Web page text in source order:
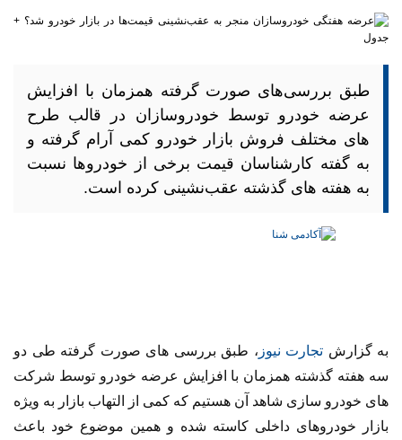
طبق بررسی‌های صورت گرفته همزمان با افزایش
عرضه خودرو توسط خودروسازان در قالب طرح
های مختلف فروش بازار خودرو کمی آرام گرفته و
به گفته کارشناسان قیمت برخی از خودروها نسبت
به هفته های گذشته عقب‌نشینی کرده است.
به گزارش تجارت نیوز ، طبق بررسی های صورت گرفته طی دو
سه هفته گذشته همزمان با افزایش عرضه خودرو توسط شرکت
های خودرو سازی شاهد آن هستیم که کمی از التهاب بازار به ویژه
بازار خودروهای داخلی کاسته شده و همین موضوع خود باعث